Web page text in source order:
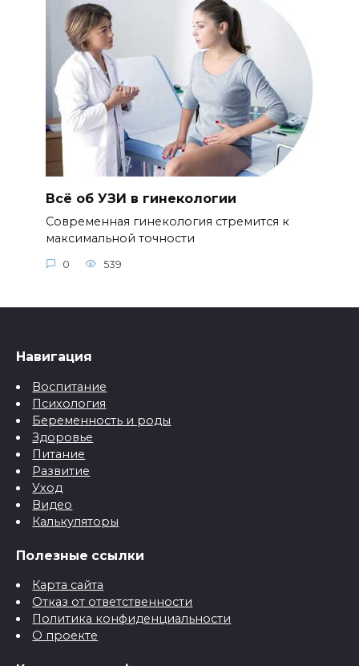
Всё об УЗИ в гинекологии
Современная гинекология стремится к
максимальной точности
0 539
Навигация
Воспитание
Психология
Беременность и роды
Здоровье
Питание
Развитие
Уход
Видео
Калькуляторы
Полезные ссылки
Карта сайта
Отказ от ответственности
Политика конфиденциальности
О проекте